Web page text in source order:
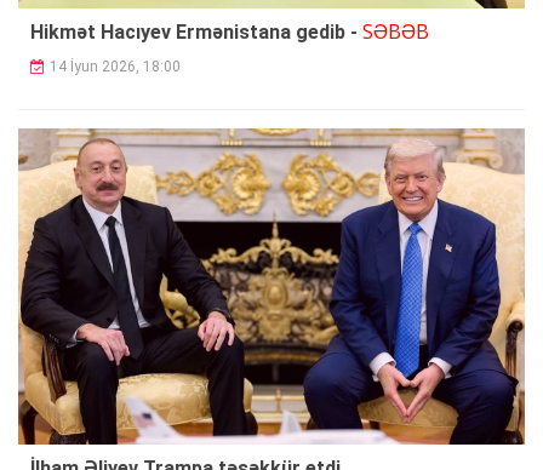
Hikmət Hacıyev Ermənistana gedib - SƏBƏB
14 İyun 2026, 18:00